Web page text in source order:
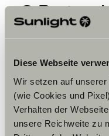
Diese Webseite
Wir setzen auf
(wie Cookies und
Verhalten der
unsere Reichweite zu
3. Portes
paraíso
bike parks
Portes du Soleil es
departamento
cantón suizo de
(incluyendo Morzine,
las mayores áreas
Con 600 kilómetros